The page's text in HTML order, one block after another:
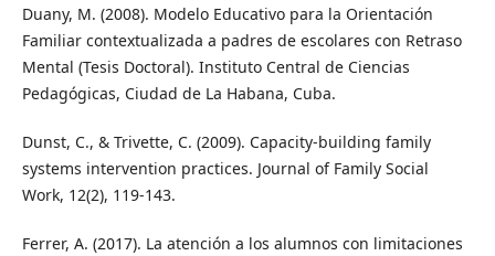
Duany, M. (2008). Modelo Educativo para la Orientación
Familiar contextualizada a padres de escolares con Retraso
Mental (Tesis Doctoral). Instituto Central de Ciencias
Pedagógicas, Ciudad de La Habana, Cuba.
Dunst, C., & Trivette, C. (2009). Capacity-building family
systems intervention practices. Journal of Family Social
Work, 12(2), 119-143.
Ferrer, A. (2017). La atención a los alumnos con limitaciones